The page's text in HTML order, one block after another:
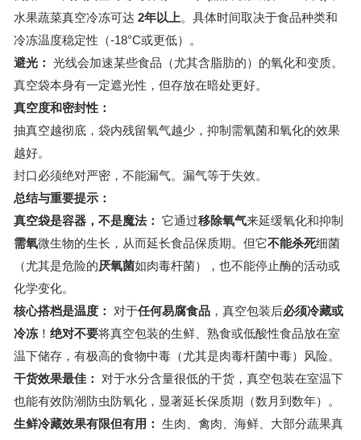
水果蔬菜真空冷冻可达 2年以上。具体时间取决于食品种类和
冷冻温度稳定性（-18°C或更低）。
避光： 光线会加速某些食品（尤其含脂肪的）的氧化和变质。
真空袋本身有一定遮光性，但存放在暗处更好。
真空度和密封性：
抽真空越彻底，袋内残留氧气越少，抑制需氧菌和氧化的效果
越好。
封口必须绝对严密，不能漏气。漏气等于失效。
总结与重要提示：
真空袋是容器，不是魔法： 它通过移除氧气来延缓氧化和抑制
需氧微生物的生长，从而延长食品保质期。但它不能杀死细菌
（尤其是危险的厌氧菌如肉毒杆菌），也不能停止酶的活动或
化学变化。
核心搭档是温度：
对于任何易腐食品 ，真空包装后必须冷藏或
冷冻 ！ 绝对不要将真空包装的生鲜、熟食或低酸性食品放在室
温下储存，有极高的食物中毒（尤其是肉毒杆菌中毒）风险。
干货效果最佳：
对于水分含量很低的干货，真空包装在室温下
也能有效防潮防虫防氧化，显著延长保质期（数月到数年）。
生鲜冷藏效果有限但有用： 生肉、禽肉、海鲜、大部分蔬果真